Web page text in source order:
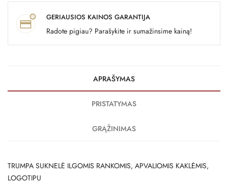
GERIAUSIOS KAINOS GARANTIJA
Radote pigiau? Parašykite ir sumažinsime kainą!
APRAŠYMAS
PRISTATYMAS
GRĄŽINIMAS
TRUMPA SUKNELĖ ILGOMIS RANKOMIS, APVALIOMIS KAKLĖMIS,
LOGOTIPU